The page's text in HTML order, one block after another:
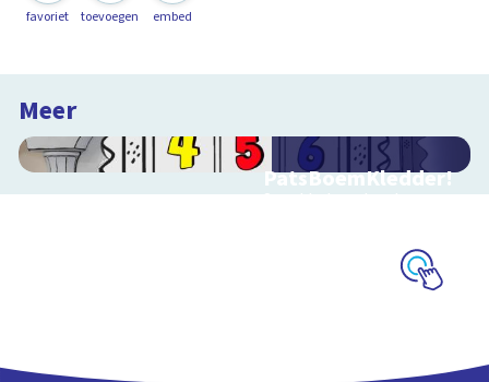
favoriet toevoegen embed
Meer
PatsBoemKledder!
Speel het spel en leer